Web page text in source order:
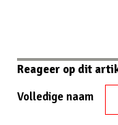
Reageer op dit
Volledige naam